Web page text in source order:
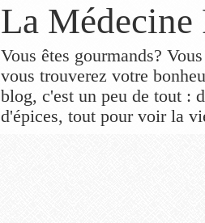
La Médecine
Vous êtes gourmands?
vous trouverez votre
blog, c'est un peu de tout :
d'épices, tout pour voir la